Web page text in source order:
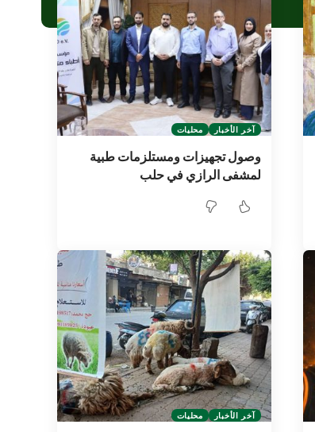
آخر الأخبار محليات
وصول تجهيزات ومستلزمات طبية
لمشفى الرازي في حلب
آخر الأخبار محليات